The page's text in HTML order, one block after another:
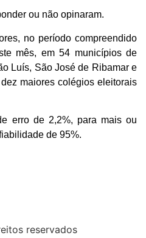
ou não opinaram.
no período compreendido
mês, em 54 municípios de
Luís, São José de Ribamar e
maiores colégios eleitorais
erro de 2,2%, para mais ou
de 95%.
reservados